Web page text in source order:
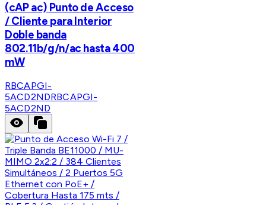
(cAP ac) Punto de Acceso
/ Cliente para Interior
Doble banda
802.11b/g/n/ac hasta 400
mW
RBCAPGI-
5ACD2NDRBCAPGI-
5ACD2ND